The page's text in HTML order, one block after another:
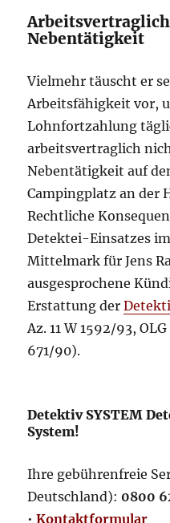
Nebentätigkeit
Vielmehr täuscht er
Arbeitsfähigkeit vor,
Lohnfortzahlung
arbeitsvertraglich
Nebentätigkeit auf
Campingplatz an der
Rechtliche
Detektei-Einsatzes
Mittelmark für Jens
ausgesprochene
Erstattung der
Az. 11 W 1592/93,
671/90).
Detektiv SYSTEM
System!
Ihre gebührenfreie
Deutschland): 0800
•Kontaktformular